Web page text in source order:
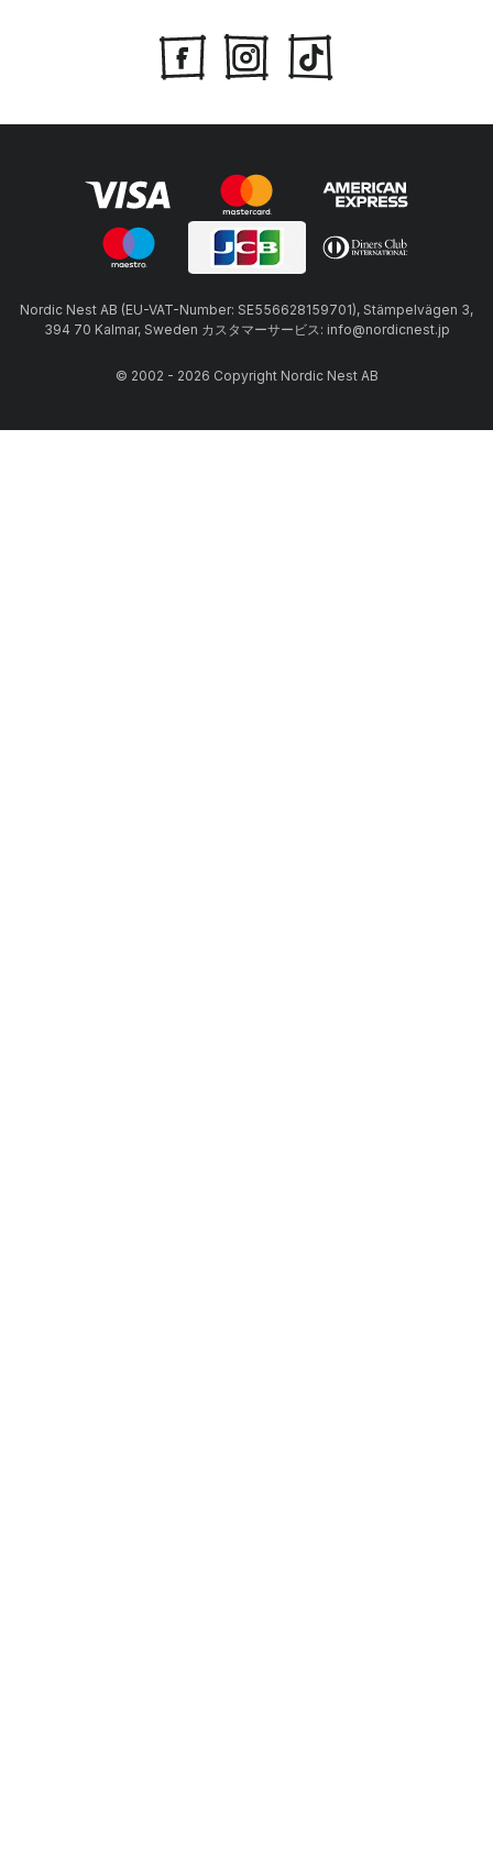
Nordic Nest AB (EU-VAT-Number: SE556628159701), Stämpelvägen 3,
394 70 Kalmar, Sweden カスタマーサービス: info@nordicnest.jp
© 2002 - 2026 Copyright Nordic Nest AB